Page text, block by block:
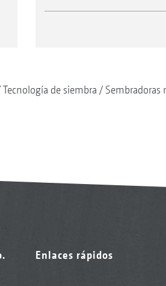
Tecnología de siembra Sembradoras
Enlaces rápidos